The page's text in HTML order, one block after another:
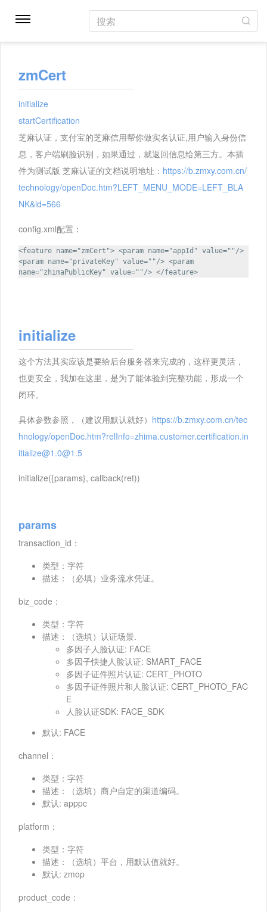
搜索
zmCert
initialize
startCertification
芝麻认证，支付宝的芝麻信用帮你做实名认证,用户输入身份信
息，客户端刷脸识别，如果通过，就返回信息给第三方。本插
件为测试版 芝麻认证的文档说明地址： https://b.zmxy.com.cn/
technology/openDoc.htm?LEFT_MENU_MODE=LEFT_BLA
NK&id=566
config.xml配置：
<feature name="zmCert"> <param name="appId" value=""/>
<param name="privateKey" value=""/> <param
name="zhimaPublicKey" value=""/> </feature>
initialize
这个方法其实应该是要给后台服务器来完成的，这样更灵活，
也更安全，我加在这里，是为了能体验到完整功能，形成一个
闭环。
具体参数参照，（建议用默认就好） https://b.zmxy.com.cn/tec
hnology/openDoc.htm?relInfo=zhima.customer.certification.in
itialize@1.0@1.5
initialize({params}, callback(ret))
params
transaction_id：
类型：字符
描述：（必填）业务流水凭证。
biz_code：
类型：字符
描述：（选填）认证场景.
多因子人脸认证: FACE
多因子快捷人脸认证: SMART_FACE
多因子证件照片认证: CERT_PHOTO
多因子证件照片和人脸认证: CERT_PHOTO_FAC
E
人脸认证SDK: FACE_SDK
默认: FACE
channel：
类型：字符
描述：（选填）商户自定的渠道编码。
默认: apppc
platform：
类型：字符
描述：（选填）平台，用默认值就好。
默认: zmop
product_code：